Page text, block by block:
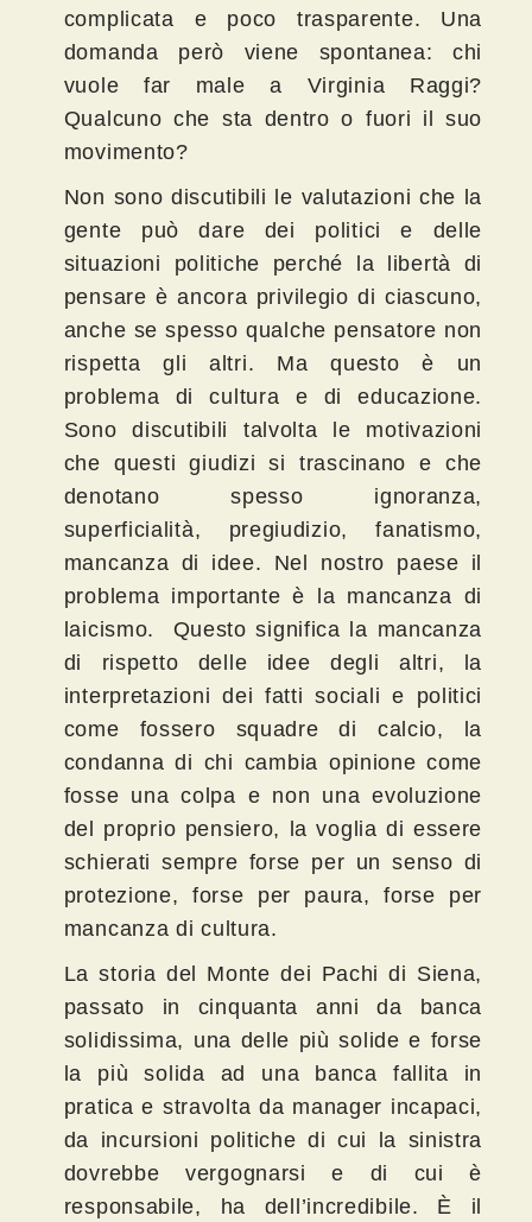
complicata e poco trasparente. Una
domanda però viene spontanea: chi
vuole far male a Virginia Raggi?
Qualcuno che sta dentro o fuori il suo
movimento?
Non sono discutibili le valutazioni che la
gente può dare dei politici e delle
situazioni politiche perché la libertà di
pensare è ancora privilegio di ciascuno,
anche se spesso qualche pensatore non
rispetta gli altri. Ma questo è un
problema di cultura e di educazione.
Sono discutibili talvolta le motivazioni
che questi giudizi si trascinano e che
denotano spesso ignoranza,
superficialità, pregiudizio, fanatismo,
mancanza di idee. Nel nostro paese il
problema importante è la mancanza di
laicismo. Questo significa la mancanza
di rispetto delle idee degli altri, la
interpretazioni dei fatti sociali e politici
come fossero squadre di calcio, la
condanna di chi cambia opinione come
fosse una colpa e non una evoluzione
del proprio pensiero, la voglia di essere
schierati sempre forse per un senso di
protezione, forse per paura, forse per
mancanza di cultura.
La storia del Monte dei Pachi di Siena,
passato in cinquanta anni da banca
solidissima, una delle più solide e forse
la più solida ad una banca fallita in
pratica e stravolta da manager incapaci,
da incursioni politiche di cui la sinistra
dovrebbe vergognarsi e di cui è
responsabile, ha dell’incredibile. È il